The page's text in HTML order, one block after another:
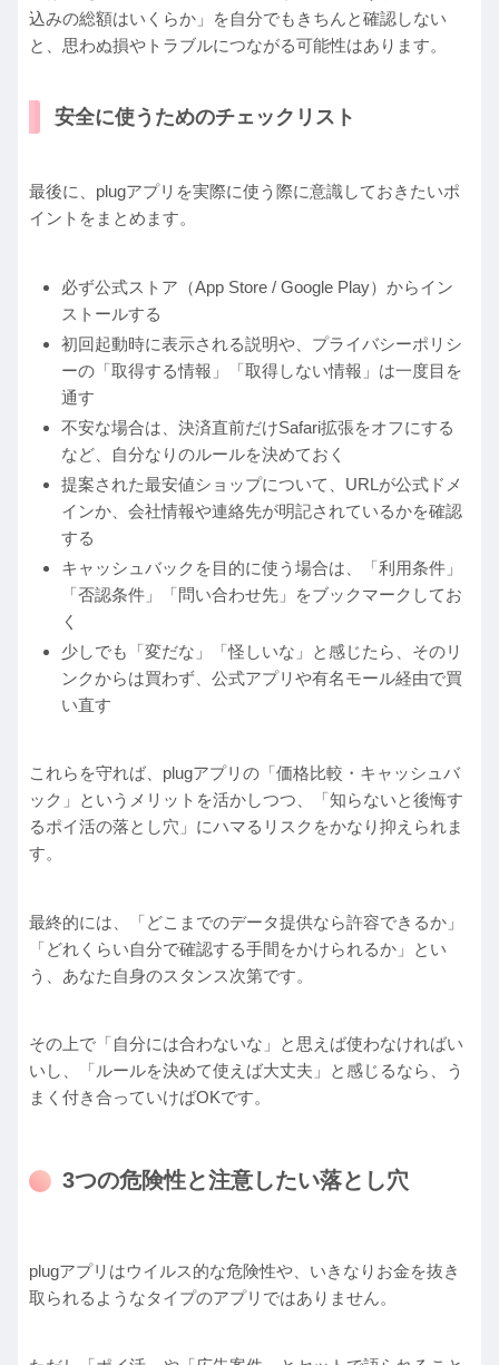
込みの総額はいくらか」を自分でもきちんと確認しない
と、思わぬ損やトラブルにつながる可能性はあります。
安全に使うためのチェックリスト
最後に、plugアプリを実際に使う際に意識しておきたいポ
イントをまとめます。
必ず公式ストア（App Store / Google Play）からイン
ストールする
初回起動時に表示される説明や、プライバシーポリシ
ーの「取得する情報」「取得しない情報」は一度目を
通す
不安な場合は、決済直前だけSafari拡張をオフにする
など、自分なりのルールを決めておく
提案された最安値ショップについて、URLが公式ドメ
インか、会社情報や連絡先が明記されているかを確認
する
キャッシュバックを目的に使う場合は、「利用条件」
「否認条件」「問い合わせ先」をブックマークしてお
く
少しでも「変だな」「怪しいな」と感じたら、そのリ
ンクからは買わず、公式アプリや有名モール経由で買
い直す
これらを守れば、plugアプリの「価格比較・キャッシュバ
ック」というメリットを活かしつつ、「知らないと後悔す
るポイ活の落とし穴」にハマるリスクをかなり抑えられま
す。
最終的には、「どこまでのデータ提供なら許容できるか」
「どれくらい自分で確認する手間をかけられるか」とい
う、あなた自身のスタンス次第です。
その上で「自分には合わないな」と思えば使わなければい
いし、「ルールを決めて使えば大丈夫」と感じるなら、う
まく付き合っていけばOKです。
3つの危険性と注意したい落とし穴
plugアプリはウイルス的な危険性や、いきなりお金を抜き
取られるようなタイプのアプリではありません。